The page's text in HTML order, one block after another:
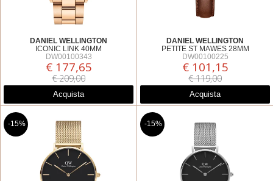
DANIEL WELLINGTON
ICONIC LINK 40MM
DW00100343
€ 177,65
€ 209,00
Acquista
DANIEL WELLINGTON
PETITE ST MAWES 28MM
DW00100225
€ 101,15
€ 119,00
Acquista
-15% -15%